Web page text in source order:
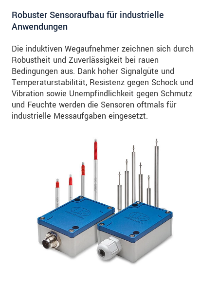
Robuster Sensoraufbau für industrielle
Anwendungen
Die induktiven Wegaufnehmer zeichnen sich durch
Robustheit und Zuverlässigkeit bei rauen
Bedingungen aus. Dank hoher Signalgüte und
Temperaturstabilität, Resistenz gegen Schock und
Vibration sowie Unempfindlichkeit gegen Schmutz
und Feuchte werden die Sensoren oftmals für
industrielle Messaufgaben eingesetzt.